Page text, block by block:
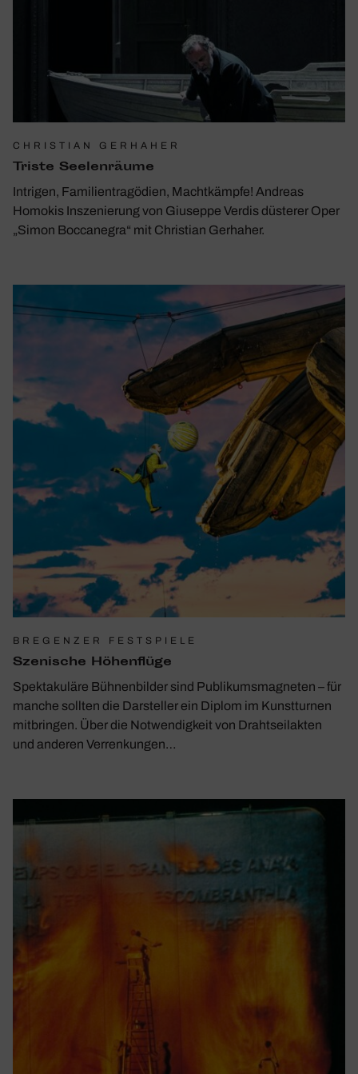
CHRISTIAN GERHAHER
Triste Seelen­räume
Intrigen, Familientragödien, Machtkämpfe! Andreas
Homokis Inszenierung von Giuseppe Verdis düsterer Oper
„Simon Boccanegra“ mit Christian Gerhaher.
BREGENZER FESTSPIELE
Szeni­sche Höhen­flüge
Spektakuläre Bühnenbilder sind Publikumsmagneten – für
manche sollten die Darsteller ein Diplom im Kunstturnen
mitbringen. Über die Notwendigkeit von Drahtseilakten
und anderen Verrenkungen…